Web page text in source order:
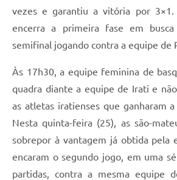
Iluminação Pública
Arquivos para Download
Galeria de Vídeos
Projetos
Legislação
Links
vezes e garantiu a vitória por 3×1.
encerra a primeira fase em busca
semifinal jogando contra a equipe de
Às 17h30, a equipe feminina de
quadra diante a equipe de Irati e
as atletas iratienses que ganharam
Nesta quinta-feira (25), as são-
sobrepor à vantagem já obtida pela
encaram o segundo jogo, em uma
partidas, contra a mesma equipe